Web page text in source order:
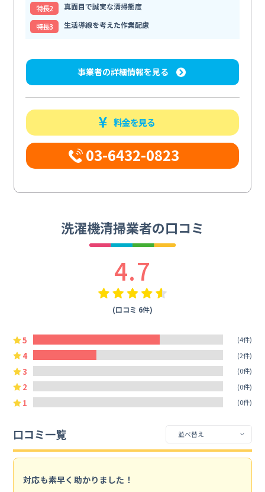
特⻑2
真面目で誠実な清掃態度
特⻑3
生活導線を考えた作業配慮
事業者の詳細情報を見る
料金を見る
03-6432-0823
洗濯機清掃業者の口コミ
4.7
(口コミ 6件)
5 (4件)
4 (2件)
3 (0件)
2 (0件)
1 (0件)
口コミ一覧
対応も素早く助かりました！